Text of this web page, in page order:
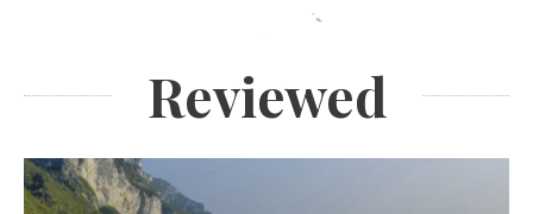
Reviewed